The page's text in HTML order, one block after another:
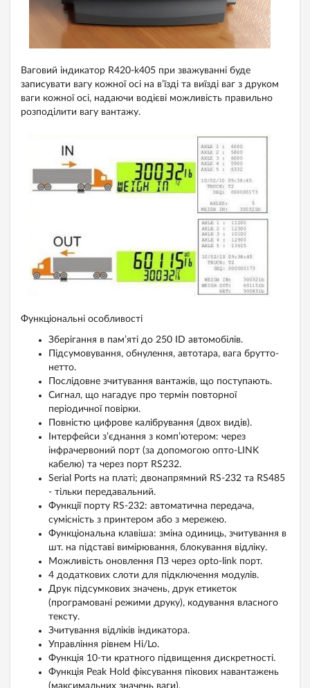
Ваговий індикатор R420-k405 при зважуванні буде
записувати вагу кожної осі на в’їзді та виїзді ваг з друком
ваги кожної осі, надаючи водієві можливість правильно
розподілити вагу вантажу.
Функціональні особливості
Зберігання в пам’яті до 250 ID автомобілів.
Підсумовування, обнулення, автотара, вага брутто-
нетто.
Послідовне зчитування вантажів, що поступають.
Сигнал, що нагадує про термін повторної
періодичної повірки.
Повністю цифрове калібрування (двох видів).
Інтерфейси з’єднання з комп’ютером: через
інфрачервоний порт (за допомогою опто-LINK
кабелю) та через порт RS232.
Serial Ports на платі; двонапрямний RS-232 та RS485
- тільки передавальний.
Функції порту RS-232: автоматична передача,
сумісність з принтером або з мережею.
Функціональна клавіша: зміна одиниць, зчитування в
шт. на підставі вимірювання, блокування відліку.
Можливість оновлення ПЗ через opto-link порт.
4 додаткових слоти для підключення модулів.
Друк підсумкових значень, друк етикеток
(програмовані режими друку), кодування власного
тексту.
Зчитування відліків індикатора.
Управління рівнем Hi/Lo.
Функція 10-ти кратного підвищення дискретності.
Функція Peak Hold фіксування пікових навантажень
(максимальних значень ваги).